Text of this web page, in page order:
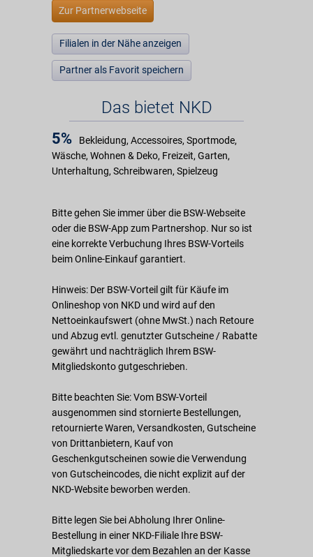
Zur Partnerwebseite
Filialen in der Nähe anzeigen
Partner als Favorit speichern
Das bietet NKD
5%
Bekleidung, Accessoires, Sportmode,
Wäsche, Wohnen & Deko, Freizeit, Garten,
Unterhaltung, Schreibwaren, Spielzeug
Bitte gehen Sie immer über die BSW-Webseite
oder die BSW-App zum Partnershop. Nur so ist
eine korrekte Verbuchung Ihres BSW-Vorteils
beim Online-Einkauf garantiert.
Hinweis: Der BSW-Vorteil gilt für Käufe im
Onlineshop von NKD und wird auf den
Nettoeinkaufswert (ohne MwSt.) nach Retoure
und Abzug evtl. genutzter Gutscheine / Rabatte
gewährt und nachträglich Ihrem BSW-
Mitgliedskonto gutgeschrieben.
Bitte beachten Sie: Vom BSW-Vorteil
ausgenommen sind stornierte Bestellungen,
retournierte Waren, Versandkosten, Gutscheine
von Drittanbietern, Kauf von
Geschenkgutscheinen sowie die Verwendung
von Gutscheincodes, die nicht explizit auf der
NKD-Website beworben werden.
Bitte legen Sie bei Abholung Ihrer Online-
Bestellung in einer NKD-Filiale Ihre BSW-
Mitgliedskarte vor dem Bezahlen an der Kasse